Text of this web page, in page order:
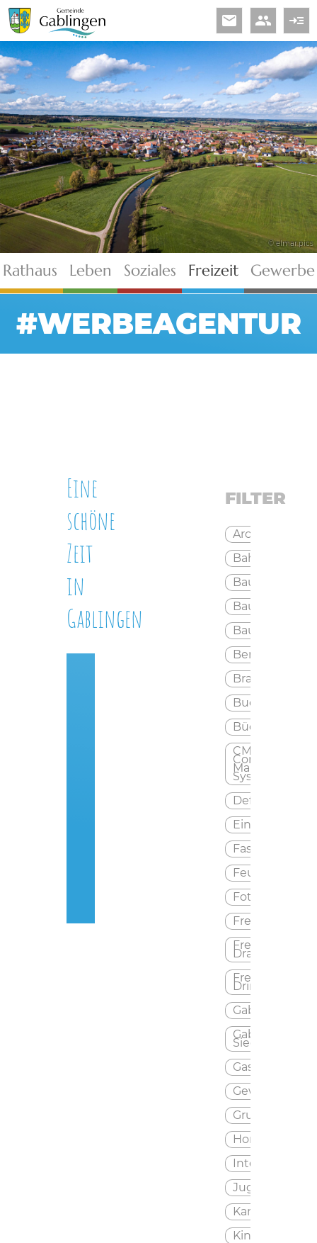
read_more
people
email
© elmar.pics
Rathaus Leben Soziales Freizeit Gewerbe
#WERBEAGENTUR
Eine
schöne
Zeit
in
Gablingen
FILTER
Architekt
Bahnhof
Bauen
Bauplanung
Beratung
Brauchtum
Buergerverein
Bücherei
CMS ·
Content
Management
System
Defibrilator
Einkauf
Fasching
Feuerwehr
Fotografie
Freizeit
Freizeit
Draussen
Freizeit
Drinnen
Gablingen
Gablingen-
Siedlung
Gastronomie
Gewerbe
Grundschule
Hort
Jugend
Kameraden
Kindergarten